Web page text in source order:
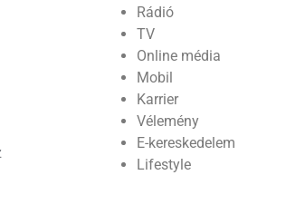
Rádió
TV
Online média
Mobil
Karrier
Vélemény
E-kereskedelem
Lifestyle